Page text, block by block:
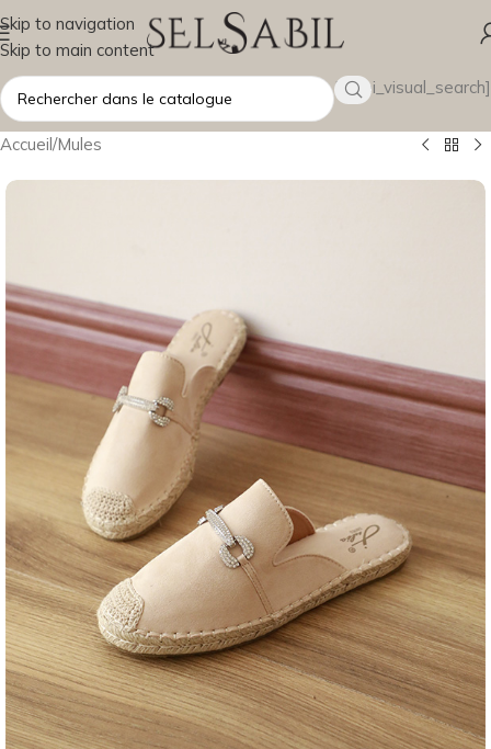
Skip to navigation
Skip to main content
[wsbi_visual_search]
Accueil/Mules